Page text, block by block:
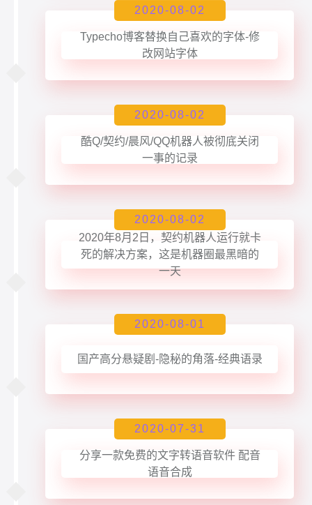
2020-08-02
Typecho博客替换自己喜欢的字体-修
改网站字体
2020-08-02
酷Q/契约/晨风/QQ机器人被彻底关闭
一事的记录
2020-08-02
2020年8月2日，契约机器人运行就卡
死的解决方案，这是机器圈最黑暗的
一天
2020-08-01
国产高分悬疑剧-隐秘的角落-经典语录
2020-07-31
分享一款免费的文字转语音软件 配音
语音合成